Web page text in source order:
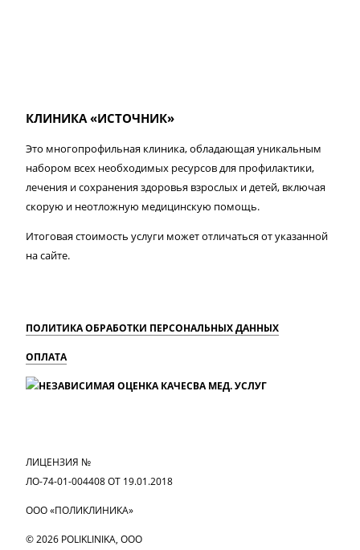
КЛИНИКА «ИСТОЧНИК»
Это многопрофильная клиника, обладающая уникальным
набором всех необходимых ресурсов для профилактики,
лечения и сохранения здоровья взрослых и детей, включая
скорую и неотложную медицинскую помощь.
Итоговая стоимость услуги может отличаться от указанной
на сайте.
ПОЛИТИКА ОБРАБОТКИ ПЕРСОНАЛЬНЫХ ДАННЫХ
ОПЛАТА
ЛИЦЕНЗИЯ №
ЛО-74-01-004408 ОТ 19.01.2018
ООО «ПОЛИКЛИНИКА»
© 2026 POLIKLINIKA, OOO